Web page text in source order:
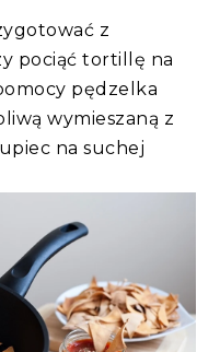
z
pociąć tortillę na
pędzelka
wymieszaną z
na suchej